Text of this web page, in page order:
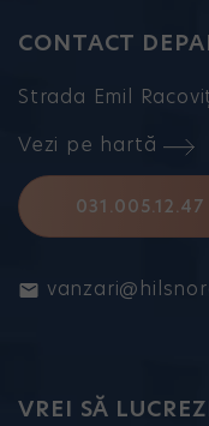
CONTACT
Strada Emil
Vezi pe hartă
031.005.12.47
VREI SĂ